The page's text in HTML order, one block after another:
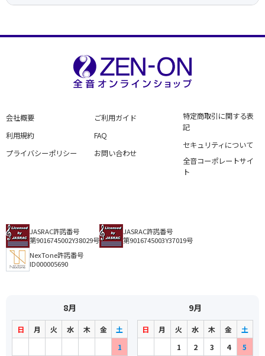
会社概要
利用規約
プライバシーポリシー
ご利用ガイド
FAQ
お問い合わせ
特定商取引に関する表
記
セキュリティについて
全音コーポレートサイ
ト
JASRAC許諾番号
第9016745002Y38029号
JASRAC許諾番号
第9016745003Y37019号
NexTone許諾番号
ID000005690
8月
日 月 火 水 木 金
土
1
9月
日 月 火 水 木 金
土
1
2 3 4 5